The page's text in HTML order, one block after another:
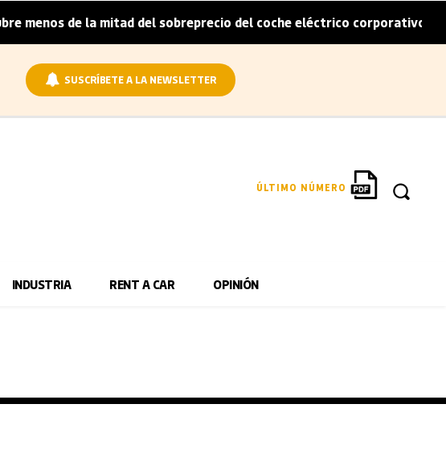
menos de la mitad del sobreprecio del coche eléctrico corporativo |
SUSCRÍBETE A LA NEWSLETTER
ÚLTIMO NÚMERO
INDUSTRIA RENT A CAR OPINIÓN